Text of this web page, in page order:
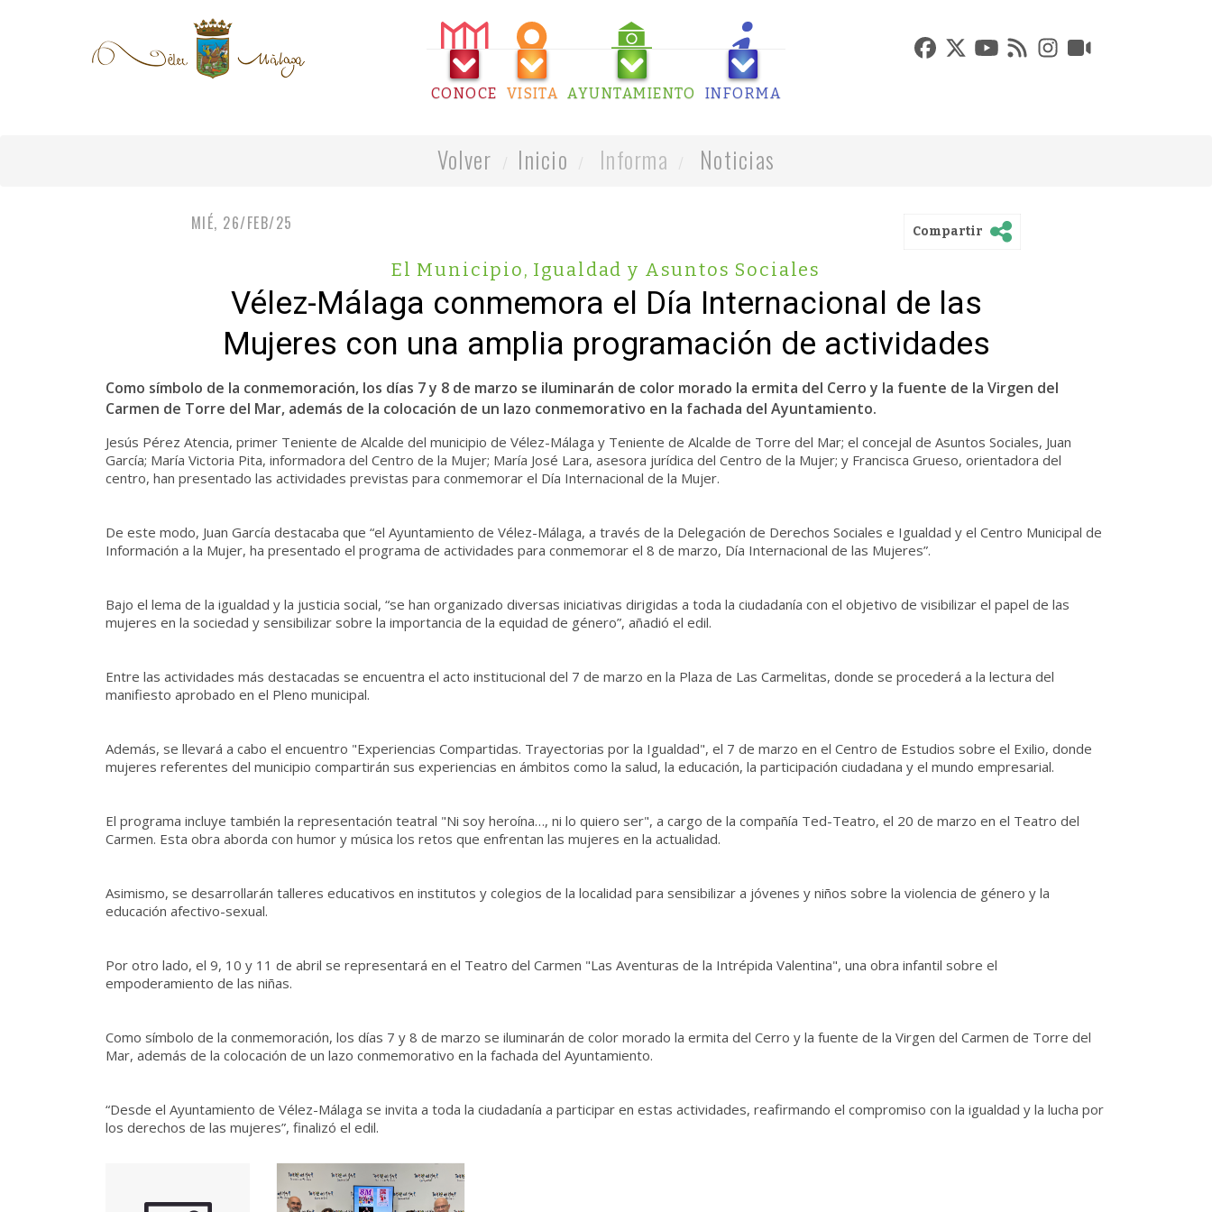
CONOCE VISITA AYUNTAMIENTO INFORMA
Volver Inicio Informa Noticias
MIÉ, 26/FEB/25 Compartir
El Municipio, Igualdad y Asuntos Sociales
Vélez-Málaga conmemora el Día Internacional de las
Mujeres con una amplia programación de actividades
Como símbolo de la conmemoración, los días 7 y 8 de marzo se iluminarán de color morado la ermita del Cerro y la fuente de la Virgen del
Carmen de Torre del Mar, además de la colocación de un lazo conmemorativo en la fachada del Ayuntamiento.
Jesús Pérez Atencia, primer Teniente de Alcalde del municipio de Vélez-Málaga y Teniente de Alcalde de Torre del Mar; el concejal de Asuntos Sociales, Juan
García; María Victoria Pita, informadora del Centro de la Mujer; María José Lara, asesora jurídica del Centro de la Mujer; y Francisca Grueso, orientadora del
centro, han presentado las actividades previstas para conmemorar el Día Internacional de la Mujer.
De este modo, Juan García destacaba que “el Ayuntamiento de Vélez-Málaga, a través de la Delegación de Derechos Sociales e Igualdad y el Centro Municipal de
Información a la Mujer, ha presentado el programa de actividades para conmemorar el 8 de marzo, Día Internacional de las Mujeres”.
Bajo el lema de la igualdad y la justicia social, “se han organizado diversas iniciativas dirigidas a toda la ciudadanía con el objetivo de visibilizar el papel de las
mujeres en la sociedad y sensibilizar sobre la importancia de la equidad de género”, añadió el edil.
Entre las actividades más destacadas se encuentra el acto institucional del 7 de marzo en la Plaza de Las Carmelitas, donde se procederá a la lectura del
manifiesto aprobado en el Pleno municipal.
Además, se llevará a cabo el encuentro "Experiencias Compartidas. Trayectorias por la Igualdad", el 7 de marzo en el Centro de Estudios sobre el Exilio, donde
mujeres referentes del municipio compartirán sus experiencias en ámbitos como la salud, la educación, la participación ciudadana y el mundo empresarial.
El programa incluye también la representación teatral "Ni soy heroína…, ni lo quiero ser", a cargo de la compañía Ted-Teatro, el 20 de marzo en el Teatro del
Carmen. Esta obra aborda con humor y música los retos que enfrentan las mujeres en la actualidad.
Asimismo, se desarrollarán talleres educativos en institutos y colegios de la localidad para sensibilizar a jóvenes y niños sobre la violencia de género y la
educación afectivo-sexual.
Por otro lado, el 9, 10 y 11 de abril se representará en el Teatro del Carmen "Las Aventuras de la Intrépida Valentina", una obra infantil sobre el
empoderamiento de las niñas.
Como símbolo de la conmemoración, los días 7 y 8 de marzo se iluminarán de color morado la ermita del Cerro y la fuente de la Virgen del Carmen de Torre del
Mar, además de la colocación de un lazo conmemorativo en la fachada del Ayuntamiento.
“Desde el Ayuntamiento de Vélez-Málaga se invita a toda la ciudadanía a participar en estas actividades, reafirmando el compromiso con la igualdad y la lucha por
los derechos de las mujeres”, finalizó el edil.